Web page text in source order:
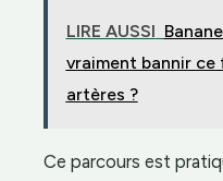
LIRE AUSSI
vraiment bannir
artères ?
Ce parcours est